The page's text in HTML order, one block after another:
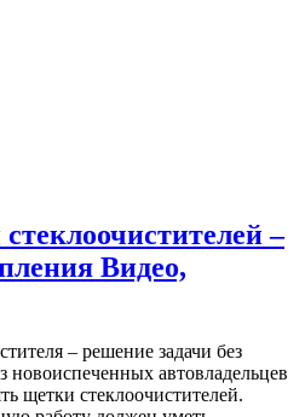
–
Видео,
– решение задачи без
новоиспеченных автовладельцев
щетки стеклоочистителей.